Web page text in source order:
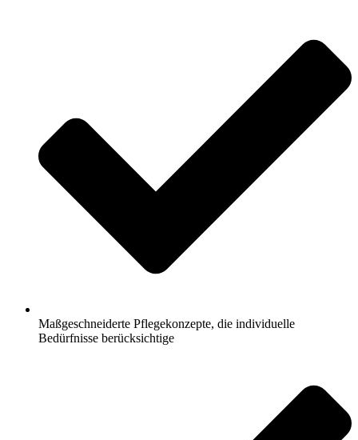
Maßgeschneiderte Pflegekonzepte, die individuelle
Bedürfnisse berücksichtige